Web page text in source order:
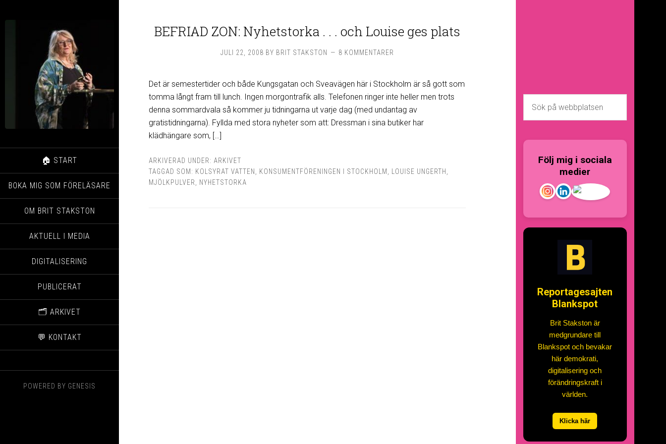
🏠 START
BOKA MIG SOM FÖRELÄSARE
OM BRIT STAKSTON
AKTUELL I MEDIA
DIGITALISERING
PUBLICERAT
🗂️ ARKIVET
💬 KONTAKT
POWERED BY GENESIS
BEFRIAD ZON: Nyhetstorka . . . och Louise ges plats
JULI 22, 2008 BY BRIT STAKSTON 8 KOMMENTARER
Det är semestertider och både Kungsgatan och Sveavägen här i Stockholm är så gott som
tomma långt fram till lunch. Ingen morgontrafik alls. Telefonen ringer inte heller men trots
denna sommardvala så kommer ju tidningarna ut varje dag (med undantag av
gratistidningarna). Fyllda med stora nyheter som att: Dressman i sina butiker har
klädhängare som, […]
ARKIVERAD UNDER: ARKIVET
TAGGAD SOM: KOLSYRAT VATTEN KONSUMENTFÖRENINGEN I STOCKHOLM LOUISE UNGERTH
MJÖLKPULVER
NYHETSTORKA
Följ mig i sociala
medier
Reportagesajten
Blankspot
Brit Stakston är
medgrundare till
Blankspot och bevakar
här demokrati,
digitalisering och
förändringskraft i
världen.
Klicka här